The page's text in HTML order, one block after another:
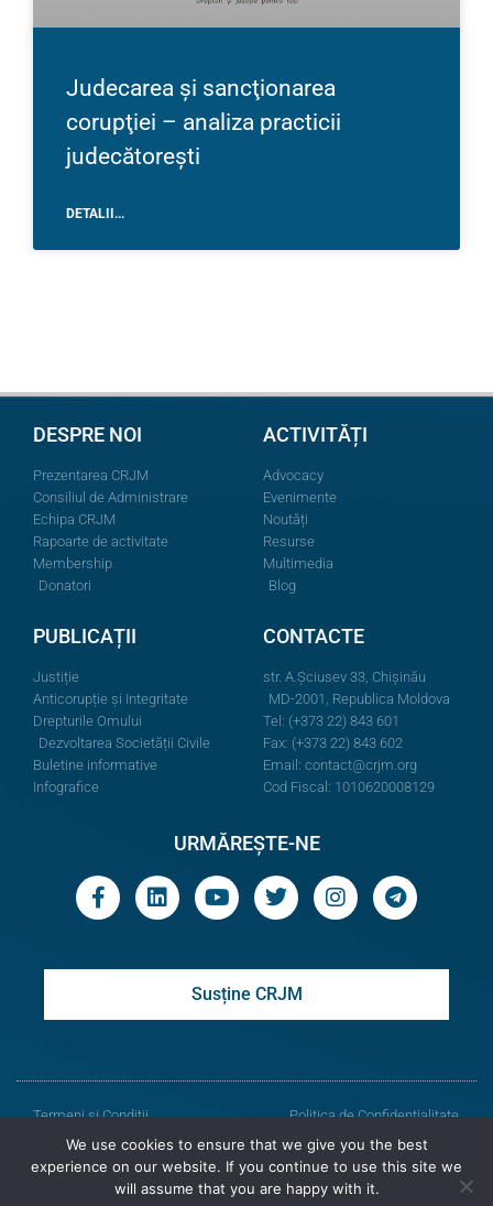
Judecarea și sancţionarea
corupţiei – analiza practicii
judecătorești
DETALII...
DESPRE NOI
Prezentarea CRJM
Consiliul de Administrare
Echipa CRJM
Rapoarte de activitate
Membership
Donatori
ACTIVITĂȚI
Advocacy
Evenimente
Noutăți
Resurse
Multimedia
Blog
PUBLICAȚII
Justiție
Anticorupție și Integritate
Drepturile Omului
Dezvoltarea Societății Civile
Buletine informative
Infografice
CONTACTE
str. A.Şciusev 33, Chișinău
MD-2001, Republica Moldova
Tel: (+373 22) 843 601
Fax: (+373 22) 843 602
Email: contact@crjm.org
Cod Fiscal: 1010620008129
URMĂREȘTE-NE
Susține CRJM
Termeni și Condiții
Politica de Confidențialitate
© Toate drepturile rezervate
Centrul de Resurse Juridice din Moldova
We use cookies to ensure that we give you the best
experience on our website. If you continue to use this site we
will assume that you are happy with it.